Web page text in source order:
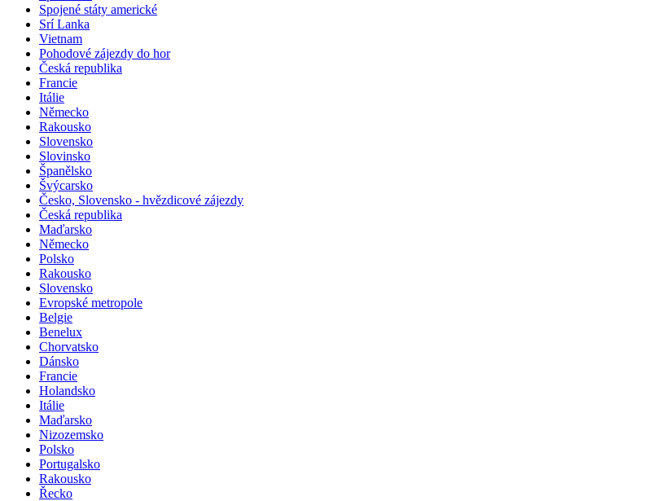
Spojené státy americké
Srí Lanka
Vietnam
Pohodové zájezdy do hor
Česká republika
Francie
Itálie
Německo
Rakousko
Slovensko
Slovinsko
Španělsko
Švýcarsko
Česko, Slovensko - hvězdicové zájezdy
Česká republika
Maďarsko
Německo
Polsko
Rakousko
Slovensko
Evropské metropole
Belgie
Benelux
Chorvatsko
Dánsko
Francie
Holandsko
Itálie
Maďarsko
Nizozemsko
Polsko
Portugalsko
Rakousko
Řecko